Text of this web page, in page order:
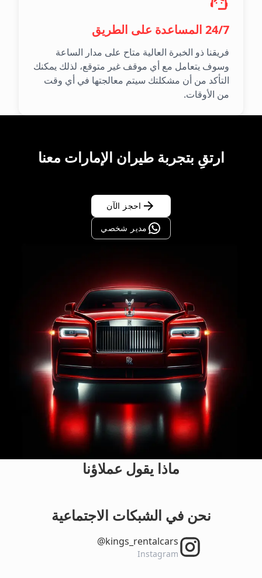
24/7 المساعدة على الطريق
فريقنا ذو الخبرة العالية متاح على مدار الساعة
وسوف يتعامل مع أي موقف غير متوقع، لذلك يمكنك
التأكد من أن مشكلتك سيتم معالجتها في أي وقت
من الأوقات.
ارتقِ بتجربة طيران الإمارات معنا
احجز الآن
مدير شخصي
ماذا يقول عملاؤنا
نحن في الشبكات الاجتماعية
‎@kings_rentalcars
Instagram